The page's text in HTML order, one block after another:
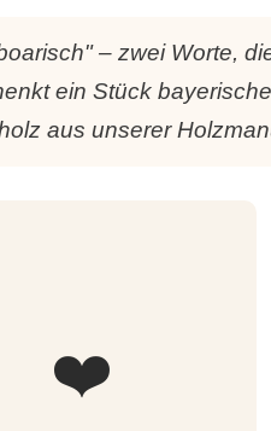
– zwei Worte,
ein Stück
aus unserer
❤️